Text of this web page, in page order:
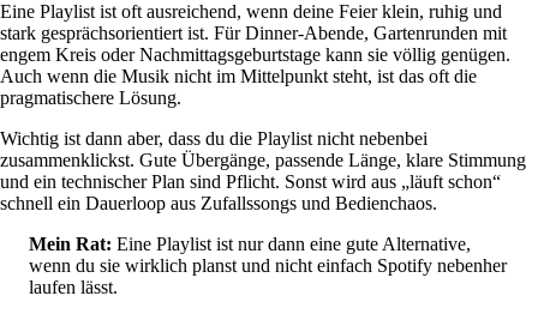
Eine Playlist ist oft ausreichend, wenn deine Feier klein, ruhig und
stark gesprächsorientiert ist. Für Dinner-Abende, Gartenrunden mit
engem Kreis oder Nachmittagsgeburtstage kann sie völlig genügen.
Auch wenn die Musik nicht im Mittelpunkt steht, ist das oft die
pragmatischere Lösung.
Wichtig ist dann aber, dass du die Playlist nicht nebenbei
zusammenklickst. Gute Übergänge, passende Länge, klare Stimmung
und ein technischer Plan sind Pflicht. Sonst wird aus „läuft schon“
schnell ein Dauerloop aus Zufallssongs und Bedienchaos.
Mein Rat: Eine Playlist ist nur dann eine gute Alternative,
wenn du sie wirklich planst und nicht einfach Spotify nebenher
laufen lässt.